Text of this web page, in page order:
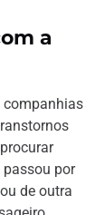
a
companhias
passou por
de outra